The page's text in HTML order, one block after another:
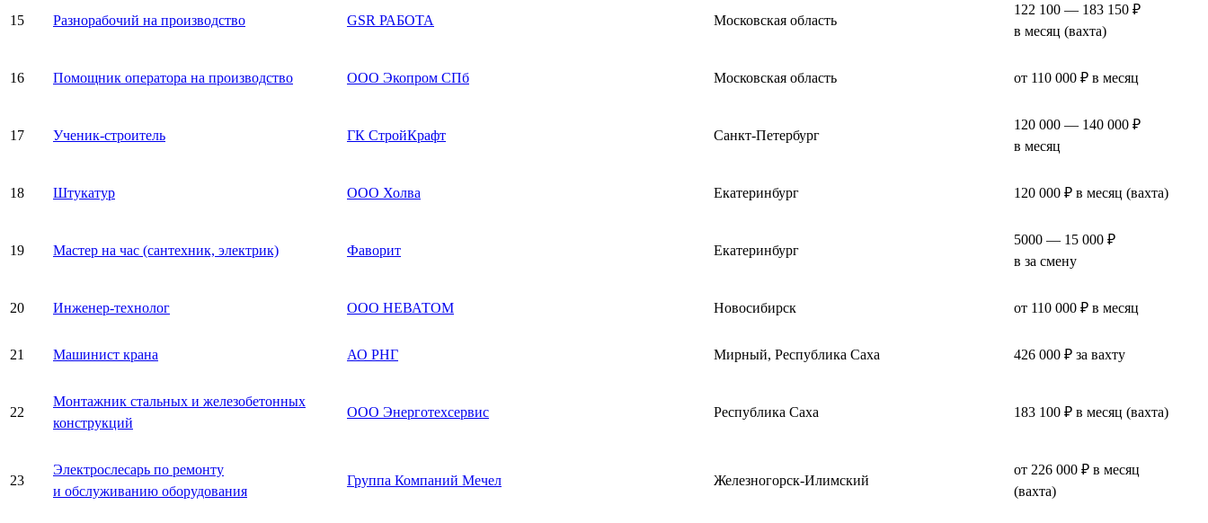
15 Разнорабочий на производство GSR РАБОТА Московская область
122 100 — 183 150 ₽
в месяц (вахта)
16 Помощник оператора на производство ООО Экопром СПб Московская область от 110 000 ₽ в месяц
17 Ученик-строитель ГК СтройКрафт Санкт-Петербург
120 000 — 140 000 ₽
в месяц
18 Штукатур ООО Холва Екатеринбург 120 000 ₽ в месяц (вахта)
19 Мастер на час (сантехник, электрик) Фаворит Екатеринбург
5000 — 15 000 ₽
в за смену
20 Инженер-технолог ООО НЕВАТОМ Новосибирск от 110 000 ₽ в месяц
21 Машинист крана АО РНГ Мирный, Республика Саха 426 000 ₽ за вахту
22
Монтажник стальных и железобетонных
конструкций
ООО Энерготехсервис Республика Саха 183 100 ₽ в месяц (вахта)
23
Электрослесарь по ремонту
и обслуживанию оборудования
Группа Компаний Мечел Железногорск-Илимский
от 226 000 ₽ в месяц
(вахта)